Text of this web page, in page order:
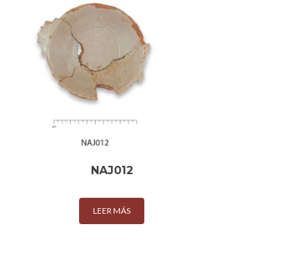
NAJ012
LEER MÁS